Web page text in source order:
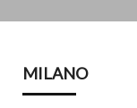
MILANO